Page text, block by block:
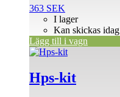
363 SEK
I lager
Kan skickas idag
Lägg till i vagn
Hps-kit
Den
produkten
har